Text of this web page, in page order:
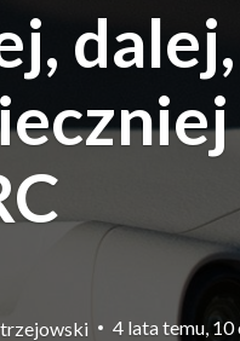
4 lata temu,